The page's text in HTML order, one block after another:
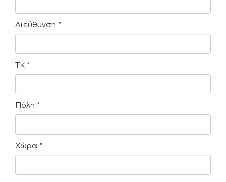
Διεύθυνση *
ΤΚ *
Πόλη *
Χώρα *